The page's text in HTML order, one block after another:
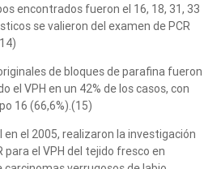
encontrados fueron el 16, 18, 31, 33
se valieron del examen de PCR
de bloques de parafina fueron
el VPH en un 42% de los casos, con
16 (66,6%).(15)
en el 2005, realizaron la investigación
el VPH del tejido fresco en